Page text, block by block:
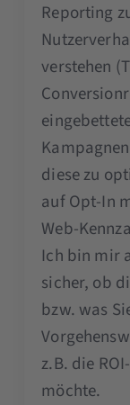
Reporting
verstehen
diese zu
auf Opt-In
Web-
Ich bin mir
sicher, ob
bzw. was
z.B. die
möchte.